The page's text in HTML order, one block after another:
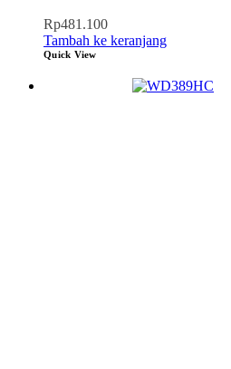
Rp481.100
Tambah ke keranjang
Quick View